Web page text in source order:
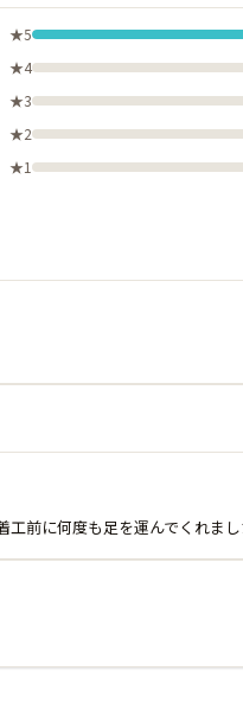
★5
★4
★3
★2
★1
工前に何度も足を運んでくれま